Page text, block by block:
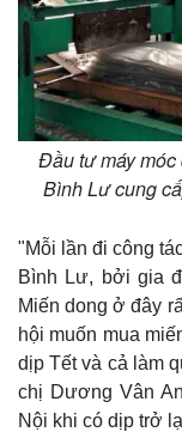
Đầu tư máy
Bình Lư cung
"Mỗi lần đi công
Bình Lư, bởi gia
Miến dong ở đây
hội muốn mua
dịp Tết và cả làm
chị Dương Vân
Nội khi có dịp trở